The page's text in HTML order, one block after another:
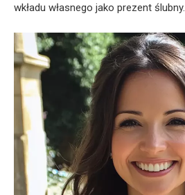
wkładu własnego jako prezent ślubny.